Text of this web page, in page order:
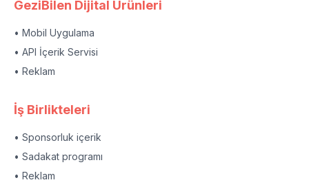
GeziBilen Dijital Ürünleri
• Mobil Uygulama
• API İçerik Servisi
• Reklam
İş Birlikteleri
• Sponsorluk içerik
• Sadakat programı
• Reklam